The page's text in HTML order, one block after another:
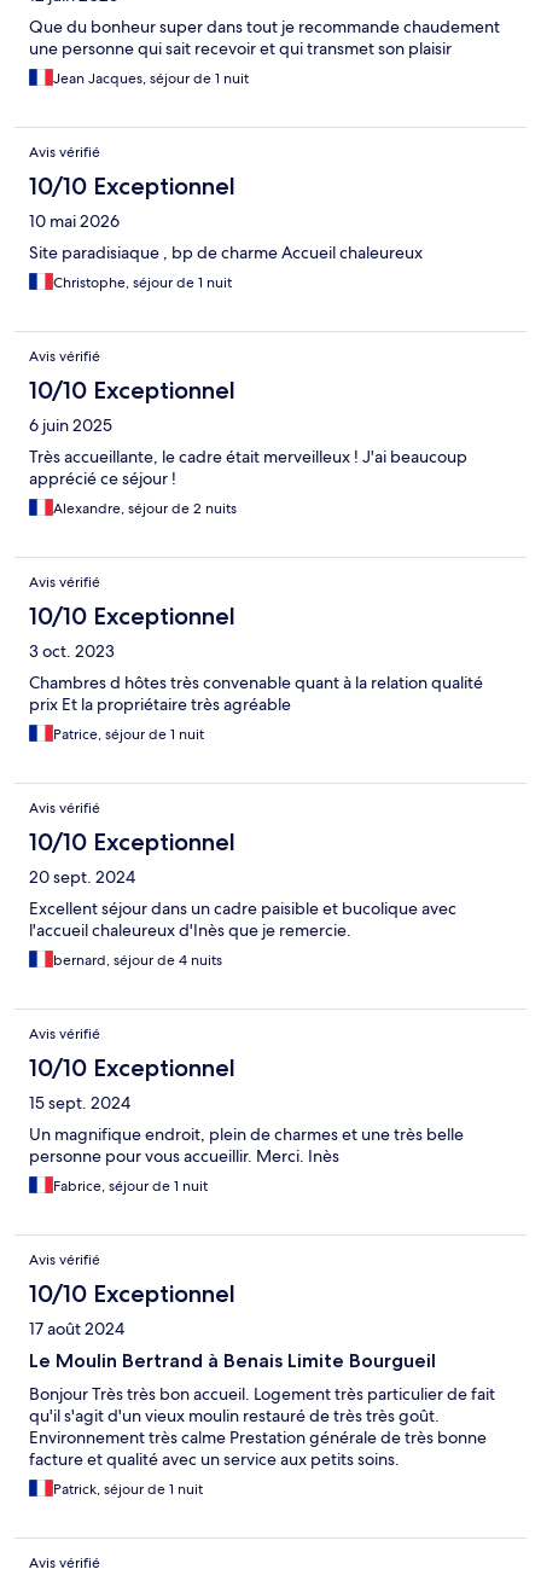
Que du bonheur super dans tout je recommande chaudement
une personne qui sait recevoir et qui transmet son plaisir
Jean Jacques, séjour de 1 nuit
Avis vérifié
10/10 Exceptionnel
10 mai 2026
Site paradisiaque , bp de charme Accueil chaleureux
Christophe, séjour de 1 nuit
Avis vérifié
10/10 Exceptionnel
6 juin 2025
Très accueillante, le cadre était merveilleux ! J'ai beaucoup
apprécié ce séjour !
Alexandre, séjour de 2 nuits
Avis vérifié
10/10 Exceptionnel
3 oct. 2023
Chambres d hôtes très convenable quant à la relation qualité
prix Et la propriétaire très agréable
Patrice, séjour de 1 nuit
Avis vérifié
10/10 Exceptionnel
20 sept. 2024
Excellent séjour dans un cadre paisible et bucolique avec
l'accueil chaleureux d'Inès que je remercie.
bernard, séjour de 4 nuits
Avis vérifié
10/10 Exceptionnel
15 sept. 2024
Un magnifique endroit, plein de charmes et une très belle
personne pour vous accueillir. Merci. Inès
Fabrice, séjour de 1 nuit
Avis vérifié
10/10 Exceptionnel
17 août 2024
Le Moulin Bertrand à Benais Limite Bourgueil
Bonjour Très très bon accueil. Logement très particulier de fait
qu'il s'agit d'un vieux moulin restauré de très très goût.
Environnement très calme Prestation générale de très bonne
facture et qualité avec un service aux petits soins.
Patrick, séjour de 1 nuit
Avis vérifié